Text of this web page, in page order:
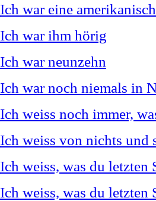
Ich war eine
Ich war ihm hörig
Ich war neunzehn
Ich war noch niemals in
Ich weiss noch immer,
Ich weiss von nichts und
Ich weiss, was du letzten
Ich weiss, was du letzten